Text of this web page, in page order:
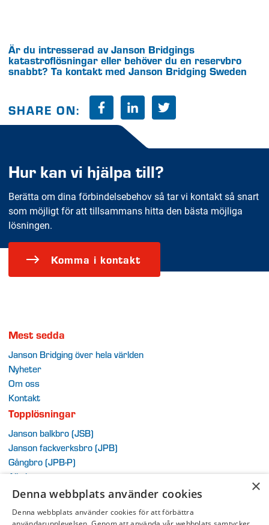
Är du intresserad av Janson Bridgings
katastroflösningar eller behöver du en reservbro
snabbt? Ta kontakt med Janson Bridging Sweden
SHARE ON:
Hur kan vi hjälpa till?
Berätta om dina förbindelsebehov så tar vi kontakt så snart
som möjligt för att tillsammans hitta den bästa möjliga
lösningen.
Komma i kontakt
Mest sedda
Janson Bridging över hela världen
Nyheter
Om oss
Kontakt
Topplösningar
Janson balkbro (JSB)
Janson fackverksbro (JPB)
Gångbro (JPB-P)
Alla brosystem
Extra
Allmänna villkor
×
Denna webbplats använder cookies
Denna webbplats använder cookies för att förbättra